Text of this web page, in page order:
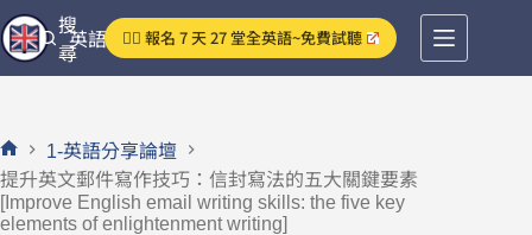
跳
至
主
容
英語分享論壇
搜
尋
👉🏻 報名 7 天 27 堂全英語~免費試聽
首
頁
1-英語分享論壇
提升英文郵件寫作技巧：信封寫法的五大關鍵要素
[Improve English email writing skills: the five key
elements of enlightenment writing]